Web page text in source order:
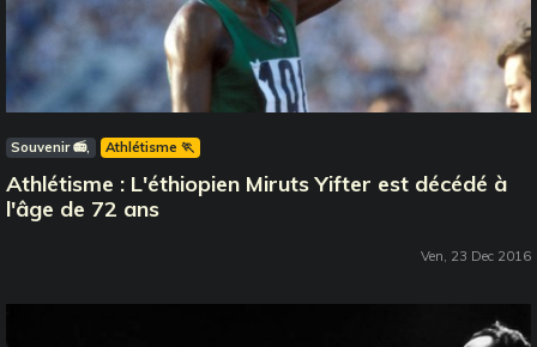
Souvenir 📻 Athlétisme 🏃
Athlétisme : L'éthiopien Miruts Yifter est décédé à
l'âge de 72 ans
Ven, 23 Dec 2016